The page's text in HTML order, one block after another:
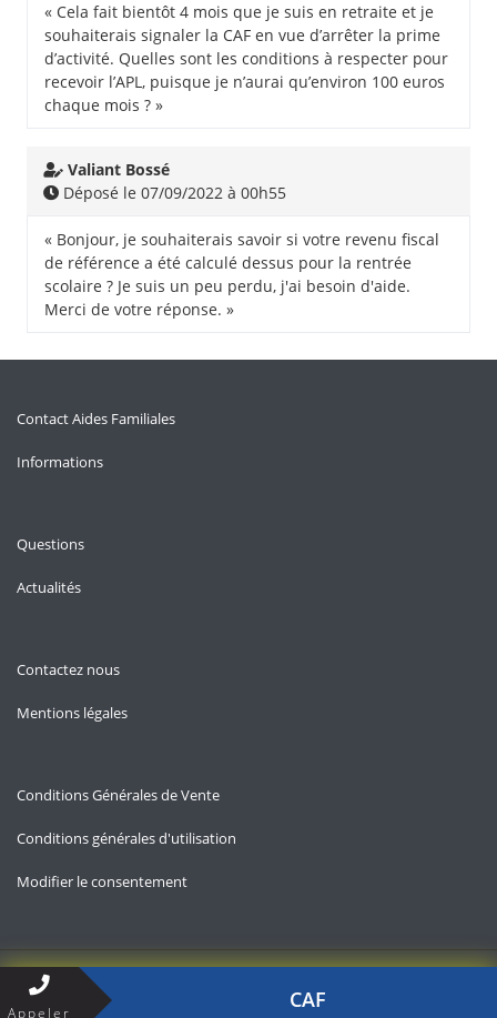
« Cela fait bientôt 4 mois que je suis en retraite et je
souhaiterais signaler la CAF en vue d’arrêter la prime
d’activité. Quelles sont les conditions à respecter pour
recevoir l’APL, puisque je n’aurai qu’environ 100 euros
chaque mois ? »
Valiant Bossé
Déposé le 07/09/2022 à 00h55
« Bonjour, je souhaiterais savoir si votre revenu fiscal
de référence a été calculé dessus pour la rentrée
scolaire ? Je suis un peu perdu, j'ai besoin d'aide.
Merci de votre réponse. »
Contact Aides Familiales
Informations
Questions
Actualités
Contactez nous
Mentions légales
Conditions Générales de Vente
Conditions générales d'utilisation
Modifier le consentement
Copyright © 2026 — Contact-aides-familiales.fr
Appeler
CAF